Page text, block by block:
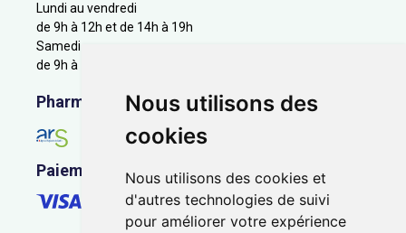
Nous utilisons des
cookies
Nous utilisons des cookies et
d'autres technologies de suivi
pour améliorer votre expérience
Lundi au vendredi
de 9h à 12h et de 14h à 19h
Samedi
de 9h à 12h
Pharmacie en ligne agréée
Paiement sécurisé